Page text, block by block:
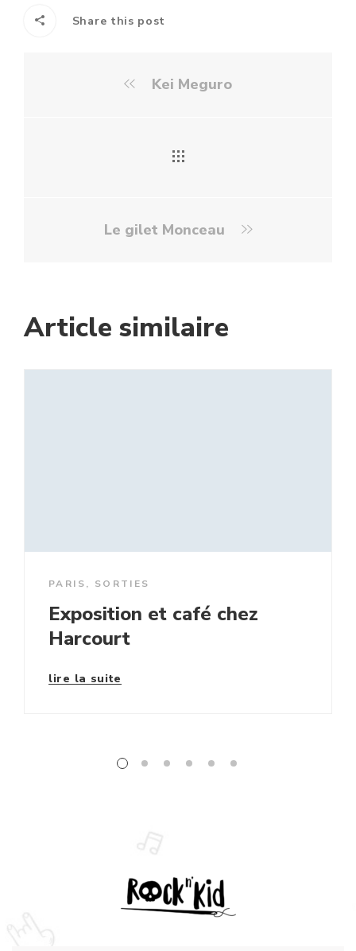
Share this post
Kei Meguro
Le gilet Monceau
Article similaire
PARIS, SORTIES
Exposition et café chez
Harcourt
lire la suite